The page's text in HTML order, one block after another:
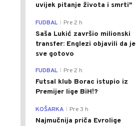
uvijek pitanje života i smrti"
FUDBAL Pre 2 h
Saša Lukić završio milionski
transfer: Englezi objavili da je
sve gotovo
FUDBAL Pre 2 h
Futsal klub Borac istupio iz
Premijer lige BiH!?
KOŠARKA Pre 3 h
Najmučnija priča Evrolige